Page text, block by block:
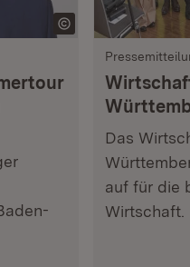
Das
auf für die
Wirtschaft.